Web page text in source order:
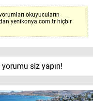
okuyucuların
yenikonya.com.tr hiçbir
siz yapın!